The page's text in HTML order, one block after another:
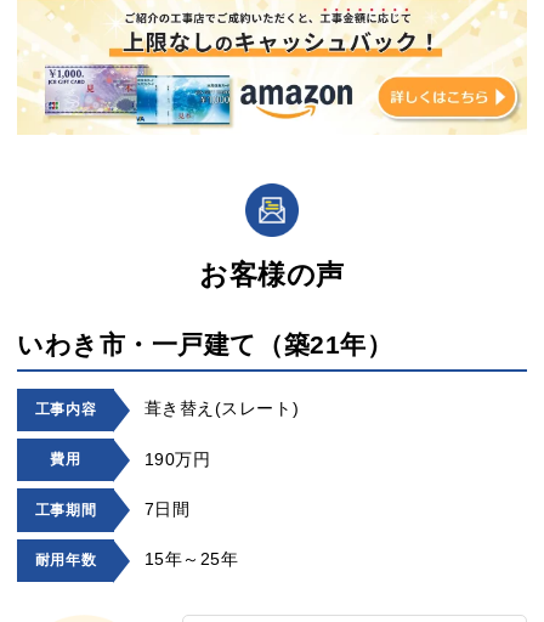
お客様の声
いわき市・一戸建て（築21年）
工事内容 葺き替え(スレート)
費用 190万円
工事期間 7日間
耐用年数 15年～25年